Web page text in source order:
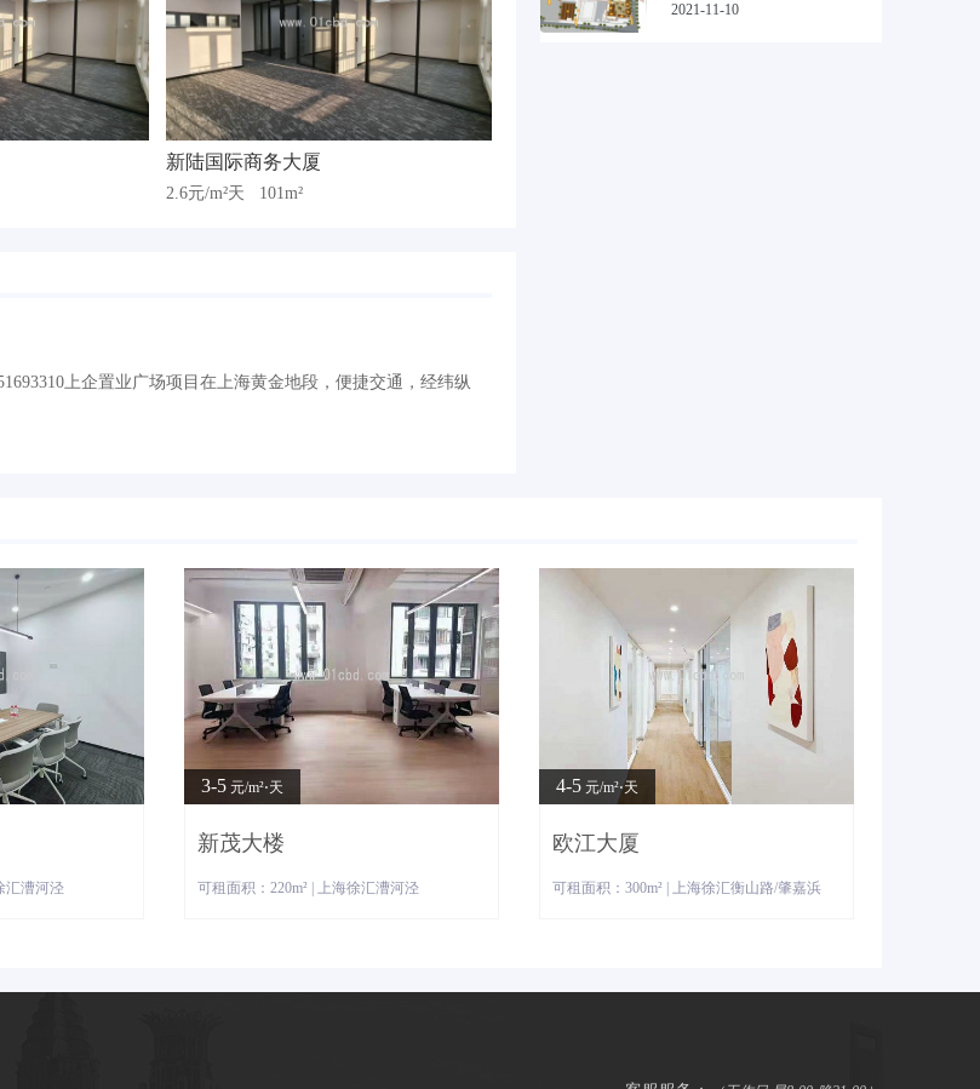
新陆国际商务大厦
2.6元/m²天 101m²
上企置业广场项目在上海黄金地段，便捷交通，经纬纵
2021-11-10
汇漕河泾
3-5 元/m²⋅天
新茂大楼
可租面积：220m² | 上海徐汇漕河泾
4-5 元/m²⋅天
欧江大厦
可租面积：300m² | 上海徐汇衡山路/肇嘉浜